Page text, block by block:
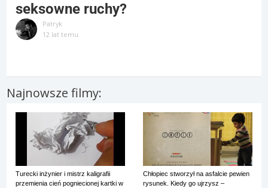
seksowne ruchy?
Patryk
12 lat temu
Najnowsze filmy:
Turecki inżynier i mistrz kaligrafii
przemienia cień pogniecionej kartki w
Chłopiec stworzył na asfalcie pewien
rysunek. Kiedy go ujrzysz –